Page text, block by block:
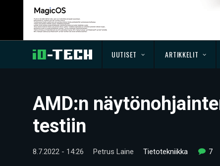
UUTISET ARTIKKELIT
AMD:n
testiin
8.7.2022 - 14:26 Petrus Laine Tietotekniikka 7